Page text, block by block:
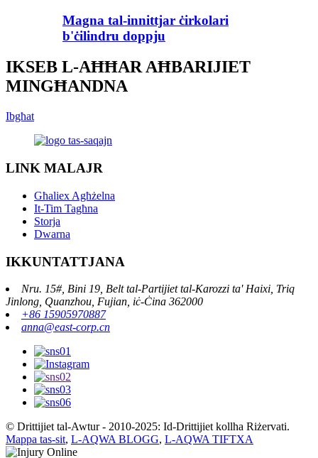
Magna tal-innittjar ċirkolari
b'ċilindru doppju
IKSEB L-AĦĦAR AĦBARIJIET
MINGĦANDNA
Ibgħat
LINK MALAJR
Għaliex Agħżelna
It-Tim Tagħna
Storja
Dwarna
IKKUNTATTJANA
Nru. 15#, Bini 19, Belt tal-Partijiet tal-Karozzi ta' Haixi, Triq
Jinlong, Quanzhou, Fujian, iċ-Ċina 362000
+86 15905970887
anna@east-corp.cn
© Drittijiet tal-Awtur - 2010-2025: Id-Drittijiet kollha Riżervati.
Mappa tas-sit, L-AQWA BLOGG, L-AQWA TIFTXA